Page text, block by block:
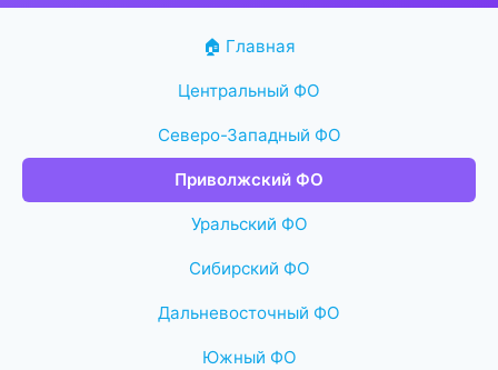
🏠 Главная
Центральный ФО
Северо-Западный ФО
Приволжский ФО
Уральский ФО
Сибирский ФО
Дальневосточный ФО
Южный ФО